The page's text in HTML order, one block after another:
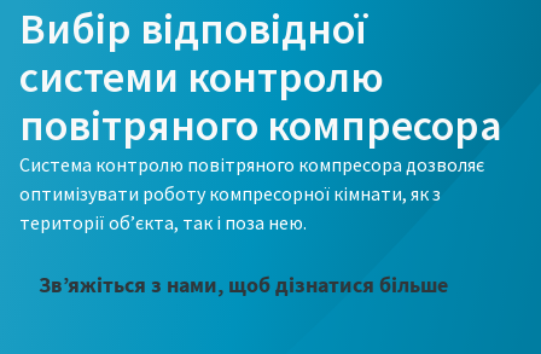
Вибір відповідної
системи контролю
повітряного компресора
Система контролю повітряного компресора дозволяє
оптимізувати роботу компресорної кімнати, як з
території об’єкта, так і поза нею.
Зв’яжіться з нами, щоб дізнатися більше